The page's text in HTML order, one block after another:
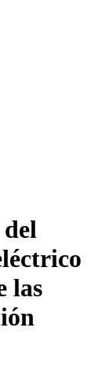
las